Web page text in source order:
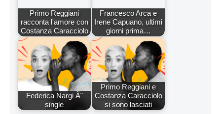
Primo Reggiani
racconta l'amore con
Costanza Caracciolo
Francesco Arca e
Irene Capuano, ultimi
giorni prima…
Federica Nargi Ã¨
single
Primo Reggiani e
Costanza Caracciolo
si sono lasciati